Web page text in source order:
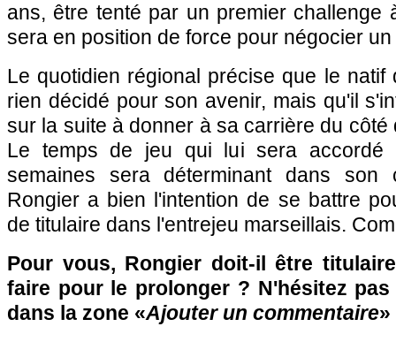
ans, être tenté par un premier challenge
sera en position de force pour négocier
Le quotidien régional précise que le natif
rien décidé pour son avenir, mais qu'il
sur la suite à donner à sa carrière du côté
Le temps de jeu qui lui sera accordé
semaines sera déterminant dans son
Rongier a bien l'intention de se battre
de titulaire dans l'entrejeu marseillais.
Pour vous, Rongier doit-il être
faire pour le prolonger ? N'hésitez
dans la zone «Ajouter un commentaire»